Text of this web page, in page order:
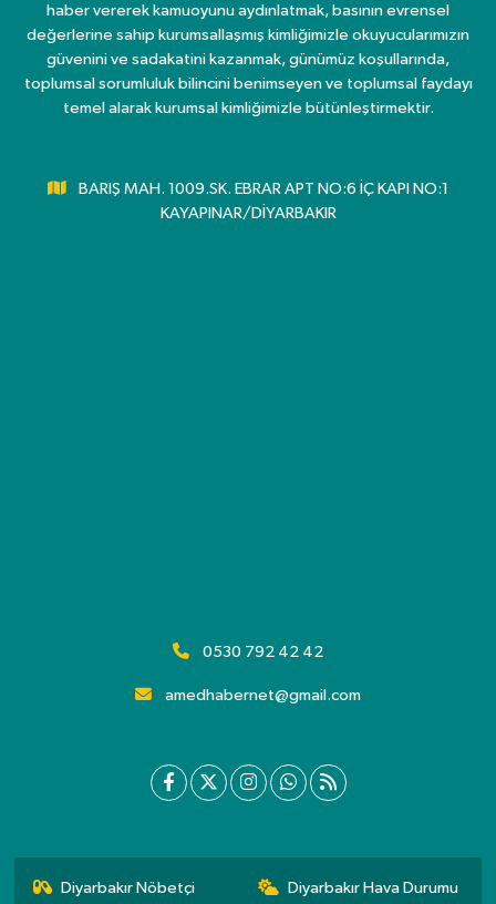
haber vererek kamuoyunu aydınlatmak, basının evrensel
değerlerine sahip kurumsallaşmış kimliğimizle okuyucularımızın
güvenini ve sadakatini kazanmak, günümüz koşullarında,
toplumsal sorumluluk bilincini benimseyen ve toplumsal faydayı
temel alarak kurumsal kimliğimizle bütünleştirmektir.
BARIŞ MAH. 1009.SK. EBRAR APT NO:6 İÇ KAPI NO:1
KAYAPINAR/DİYARBAKIR
0530 792 42 42
amedhabernet@gmail.com
Diyarbakır Nöbetçi
Diyarbakır Hava Durumu